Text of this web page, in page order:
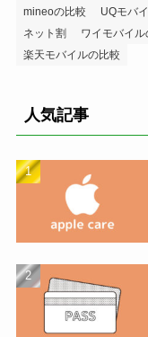
mineoの比較
UQモバ
ネット割
ワイモバイル
楽天モバイルの比較
人気記事